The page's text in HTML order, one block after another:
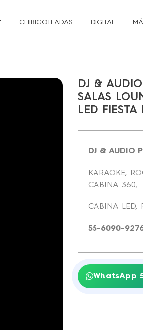
CHIRIGOTEADAS DIGITAL
DJ &
SALAS
LED
DJ & AUDIO
KARAOKE,
CABINA 360,
CABINA LED,
55-6090-
WhatsApp